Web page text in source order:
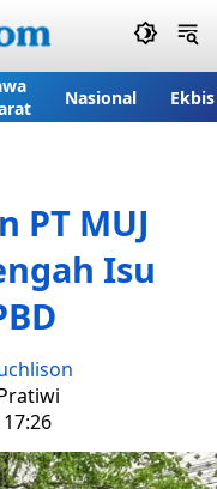
Nasional Ekbis
PT MUJ
Isu